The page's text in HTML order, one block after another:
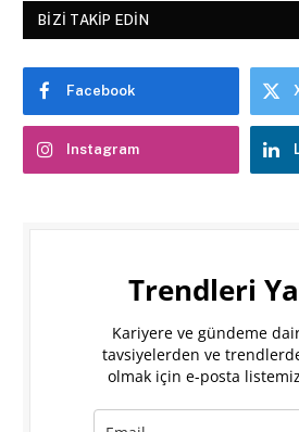
BIZI TAKIP EDIN
Facebook
Instagram
Trendleri
Kariyere ve gündeme
tavsiyelerden ve
olmak için e-posta